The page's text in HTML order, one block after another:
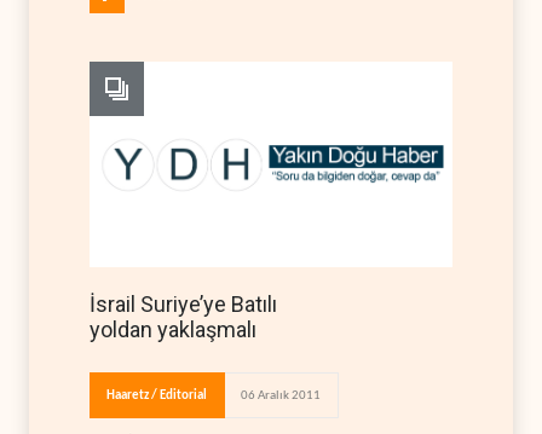
İsrail Suriye’ye Batılı
yoldan yaklaşmalı
Haaretz / Editorial 06 Aralık 2011